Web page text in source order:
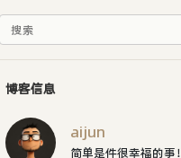
博客信息
aijun
简单是件很幸福的事！